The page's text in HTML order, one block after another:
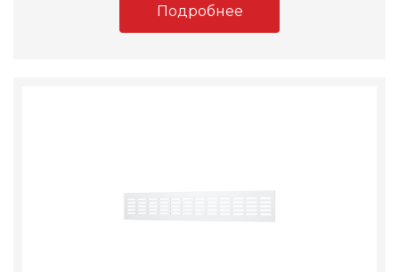
Подробнее